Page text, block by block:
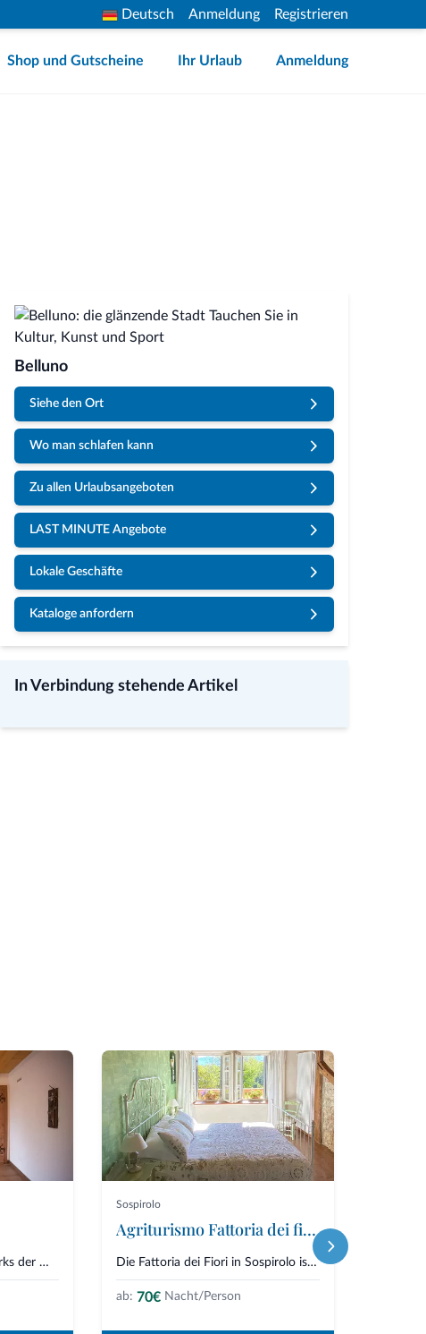
Deutsch Anmeldung Registrieren
Shop und Gutscheine Ihr Urlaub Anmeldung
Belluno
Siehe den Ort
Wo man schlafen kann
Zu allen Urlaubsangeboten
LAST MINUTE Angebote
Lokale Geschäfte
Kataloge anfordern
In Verbindung stehende Artikel
Im Herzen des Nationalparks der Dolomiten von Belluno, entlang der Straße,...
Sospirolo
Agriturismo Fattoria dei fiori
Die Fattoria dei Fiori in Sospirolo ist ein einzigartiger Ort, an dem sich...
ab: 70€ Nacht/Person